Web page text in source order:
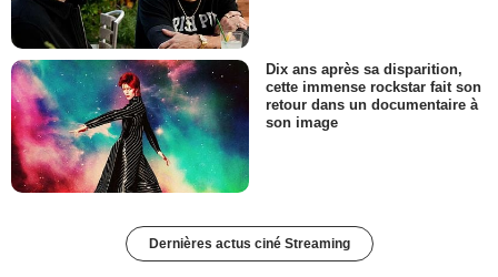
Dix ans après sa disparition,
cette immense rockstar fait son
retour dans un documentaire à
son image
Dernières actus ciné Streaming